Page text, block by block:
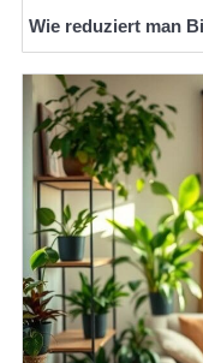
Wie reduziert man